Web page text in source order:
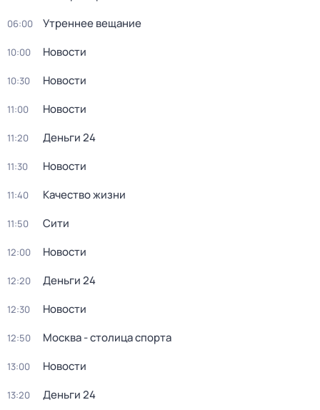
06:00 Утреннее вещание
10:00 Новости
10:30 Новости
11:00 Новости
11:20 Деньги 24
11:30 Новости
11:40 Качество жизни
11:50 Сити
12:00 Новости
12:20 Деньги 24
12:30 Новости
12:50 Москва - столица спорта
13:00 Новости
13:20 Деньги 24